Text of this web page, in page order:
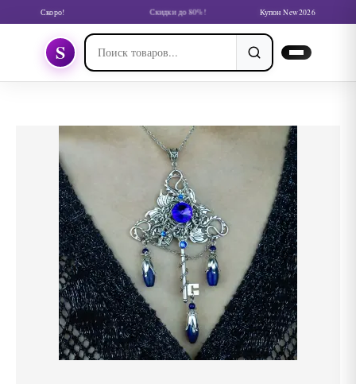
Скоро! Скидки до 80%! Купон New2026
S